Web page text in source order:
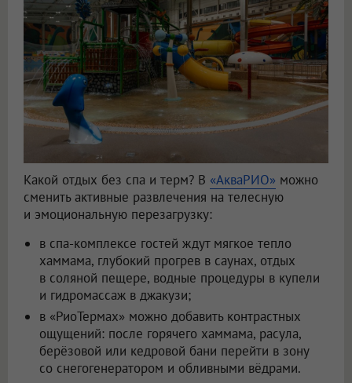
Какой отдых без спа и терм? В «АкваРИО» можно
сменить активные развлечения на телесную
и эмоциональную перезагрузку:
в спа-комплексе гостей ждут мягкое тепло
хаммама, глубокий прогрев в саунах, отдых
в соляной пещере, водные процедуры в купели
и гидромассаж в джакузи;
в «РиоТермах» можно добавить контрастных
ощущений: после горячего хаммама, расула,
берёзовой или кедровой бани перейти в зону
со снегогенератором и обливными вёдрами.